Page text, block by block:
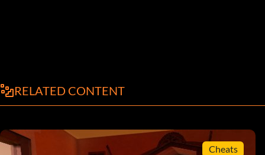
RELATED CONTENT
Cheats